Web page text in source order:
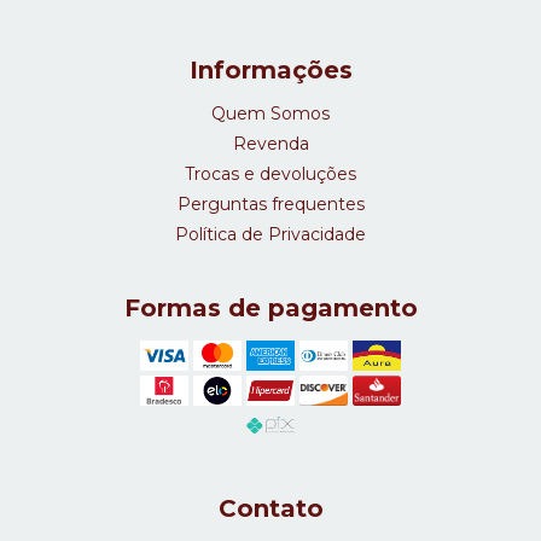
Informações
Quem Somos
Revenda
Trocas e devoluções
Perguntas frequentes
Política de Privacidade
Formas de pagamento
Contato